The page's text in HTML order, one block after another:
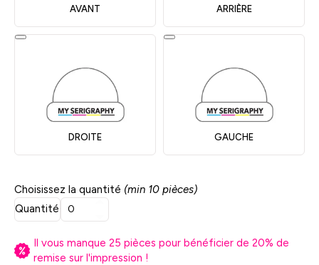
AVANT ARRIÈRE
DROITE GAUCHE
Choisissez la quantité (min 10 pièces)
Quantité
Il vous manque 25 pièces pour bénéficier de 20% de
remise sur l'impression !